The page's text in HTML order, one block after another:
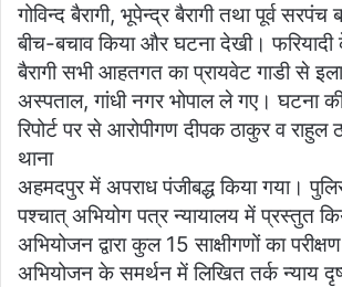
गोविन्द बैरागी, भूपेन्द्र बैरागी तथा पूर्व सरपंच
बीच-बचाव किया और घटना देखी। फरियादी
बैरागी सभी आहतगत का प्रायवेट गाडी से
अस्पताल, गांधी नगर भोपाल ले गए। घटना
रिपोर्ट पर से आरोपीगण दीपक ठाकुर व राहुल
थाना
अहमदपुर में अपराध पंजीबद्ध किया गया।
पश्चात् अभियोग पत्र न्यायालय में प्रस्तुत
अभियोजन द्वारा कुल 15 साक्षीगणों का
अभियोजन के समर्थन में लिखित तर्क न्याय